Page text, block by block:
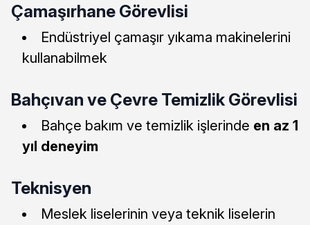
Çamaşırhane Görevlisi
Endüstriyel çamaşır yıkama makinelerini
kullanabilmek
Bahçıvan ve Çevre Temizlik Görevlisi
Bahçe bakım ve temizlik işlerinde en az 1
yıl deneyim
Teknisyen
Meslek liselerinin veya teknik liselerin